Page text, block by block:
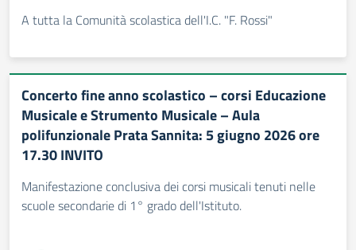
A tutta la Comunità scolastica dell'I.C. "F. Rossi"
Concerto fine anno scolastico – corsi Educazione
Musicale e Strumento Musicale – Aula
polifunzionale Prata Sannita: 5 giugno 2026 ore
17.30 INVITO
Manifestazione conclusiva dei corsi musicali tenuti nelle
scuole secondarie di 1° grado dell'Istituto.